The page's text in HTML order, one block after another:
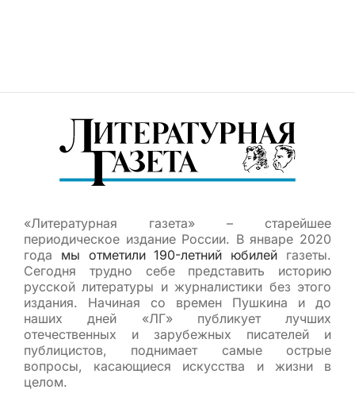
«Литературная газета» – старейшее
периодическое издание России. В январе 2020
года мы отметили 190-летний юбилей газеты.
Сегодня трудно себе представить историю
русской литературы и журналистики без этого
издания. Начиная со времен Пушкина и до
наших дней «ЛГ» публикует лучших
отечественных и зарубежных писателей и
публицистов, поднимает самые острые
вопросы, касающиеся искусства и жизни в
целом.